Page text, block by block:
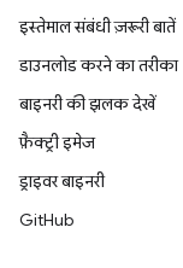
इस्तेमाल संबंधी ज़रूरी बातें
डाउनलोड करने का तरीका
बाइनरी की झलक देखें
फ़ैक्ट्री इमेज
ड्राइवर बाइनरी
GitHub